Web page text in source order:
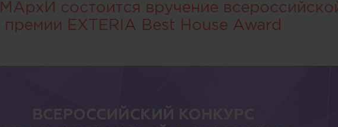
состоится вручение
премии EXTERIA Best House Award